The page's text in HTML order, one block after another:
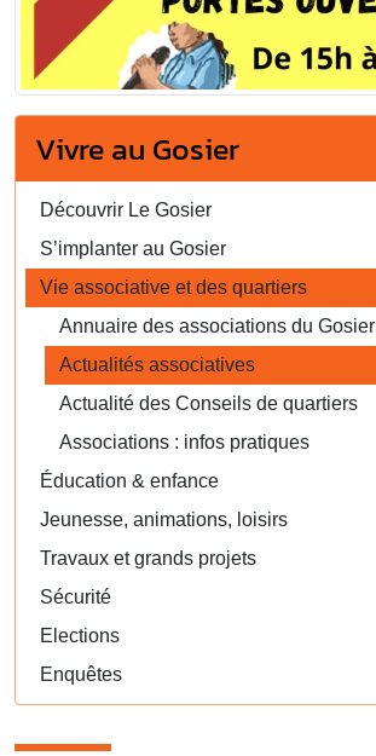
Vivre au Gosier
Découvrir Le Gosier
S’implanter au Gosier
Vie associative et des quartiers
Annuaire des associations du Gosier
Actualités associatives
Actualité des Conseils de quartiers
Associations : infos pratiques
Éducation & enfance
Jeunesse, animations, loisirs
Travaux et grands projets
Sécurité
Elections
Enquêtes